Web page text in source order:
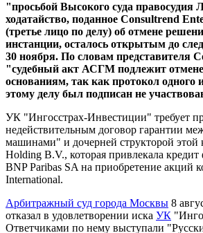
"просьбой Высокого суда
ходатайство, поданное Consultrend
(третье лицо по делу) об отмене
инстанции, осталось открытым до
30 ноября. По словам представителя
"судебный акт АСГМ подлежит
основаниям, так как протокол одного
этому делу был подписан не
УК "Ингосстрах-Инвестиции" требует
недействительным договор гарантии
машинами" и дочерней структорой этой
Holding B.V., которая привлекала кредит
BNP Paribas SA на приобретение акций
International.
Арбитражный суд города Москвы 8
отказал в удовлетворении иска УК
Ответчиками по нему выступали